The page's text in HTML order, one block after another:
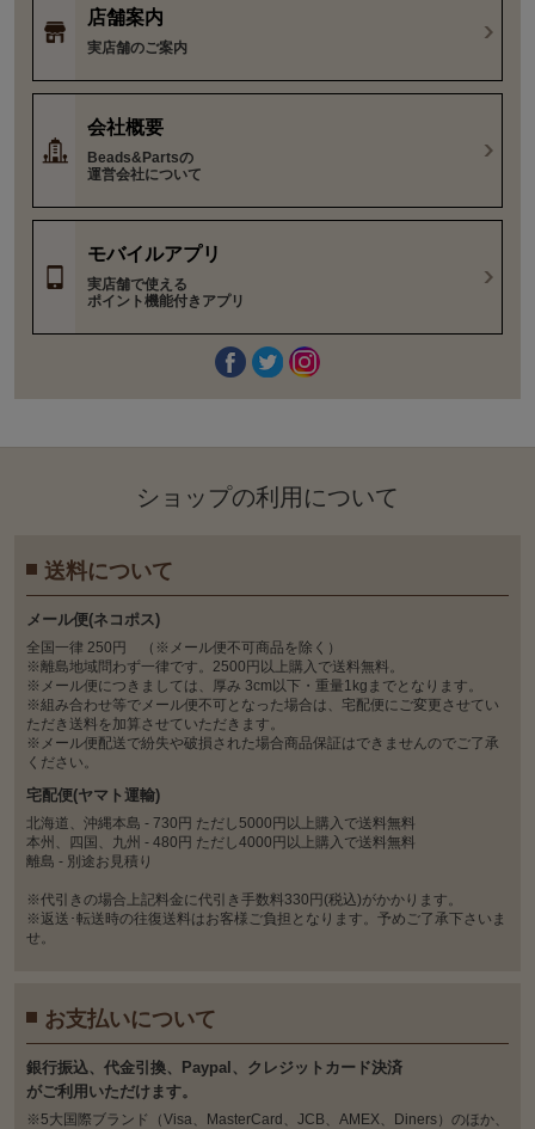
店舗案内
実店舗のご案内
会社概要
Beads&Partsの
運営会社について
モバイルアプリ
実店舗で使える
ポイント機能付きアプリ
ショップの利⽤について
送料について
メール便(ネコポス)
全国一律 250円 （※メール便不可商品を除く）
※離島地域問わず一律です。2500円以上購入で送料無料。
※メール便につきましては、厚み 3cm以下・重量1kgまでとなります。
※組み合わせ等でメール便不可となった場合は、宅配便にご変更させてい
ただき送料を加算させていただきます。
※メール便配送で紛失や破損された場合商品保証はできませんのでご了承
ください。
宅配便(ヤマト運輸)
北海道、沖縄本島 - 730円 ただし5000円以上購入で送料無料
本州、四国、九州 - 480円 ただし4000円以上購入で送料無料
離島 - 別途お見積り
※代引きの場合上記料金に代引き手数料330円(税込)がかかります。
※返送･転送時の往復送料はお客様ご負担となります。予めご了承下さいま
せ。
お支払いについて
銀⾏振込、代⾦引換、Paypal、クレジットカード決済
がご利⽤いただけます。
※5大国際ブランド（Visa、MasterCard、JCB、AMEX、Diners）のほか、